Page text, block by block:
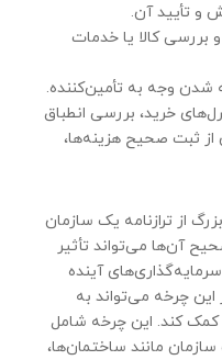
و تأیید آن.
بررسی کالا یا خدمات
شدن وجه به تأمین‌کننده.
خرید، بررسی انطباق
از ثبت صحیح هزینه‌ها،
از ترازنامه یک سازمان
آن‌ها می‌تواند تأثیر
آینده
این چرخه می‌تواند به
کمک کند. این چرخه شامل
مانند ساختمان‌ها،